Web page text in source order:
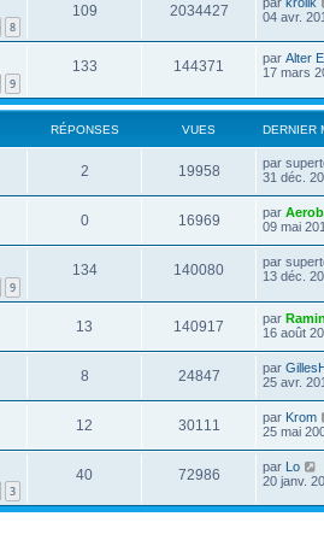
8
109 2034427
04 avr.
9
133 144371 par Alter
17 mars
RÉPONSES VUES DERNIER
2 19958 par
31 déc.
0 16969 par
09 mai
9
134 140080 par
13 déc.
13 140917 par
16 août
8 24847 par
25 avr.
12 30111 par Krom
25 mai
3
40 72986 par Lo
20 janv.